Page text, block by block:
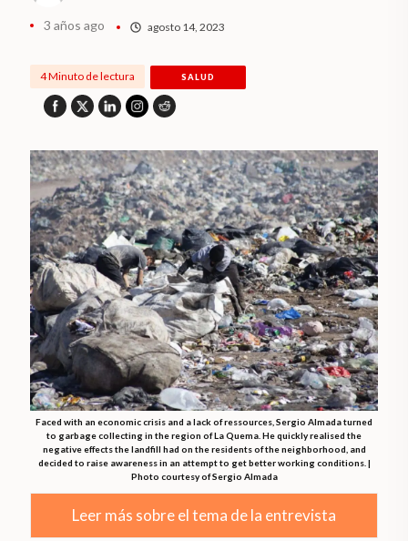
3 años ago agosto 14, 2023
4 Minuto de lectura SALUD
Faced with an economic crisis and a lack of ressources, Sergio Almada turned
to garbage collecting in the region of La Quema. He quickly realised the
negative effects the landfill had on the residents of the neighborhood, and
decided to raise awareness in an attempt to get better working conditions. |
Photo courtesy of Sergio Almada
Leer más sobre el tema de la entrevista